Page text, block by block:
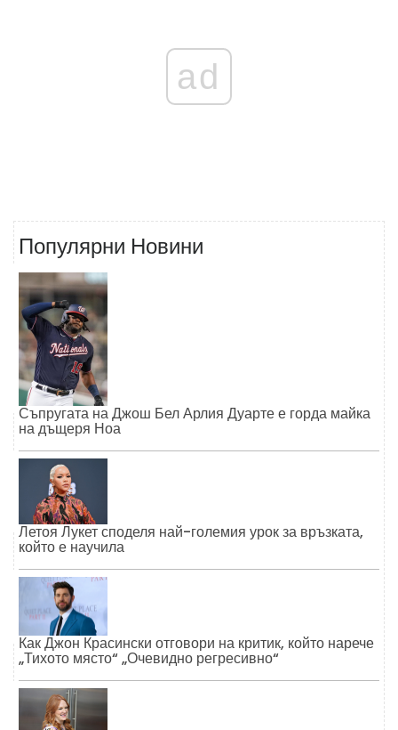
ad
Популярни Новини
Съпругата на Джош Бел Арлия Дуарте е горда майка
на дъщеря Ноа
Летоя Лукет споделя най-големия урок за връзката,
който е научила
Как Джон Красински отговори на критик, който нарече
„Тихото място“ „Очевидно регресивно“